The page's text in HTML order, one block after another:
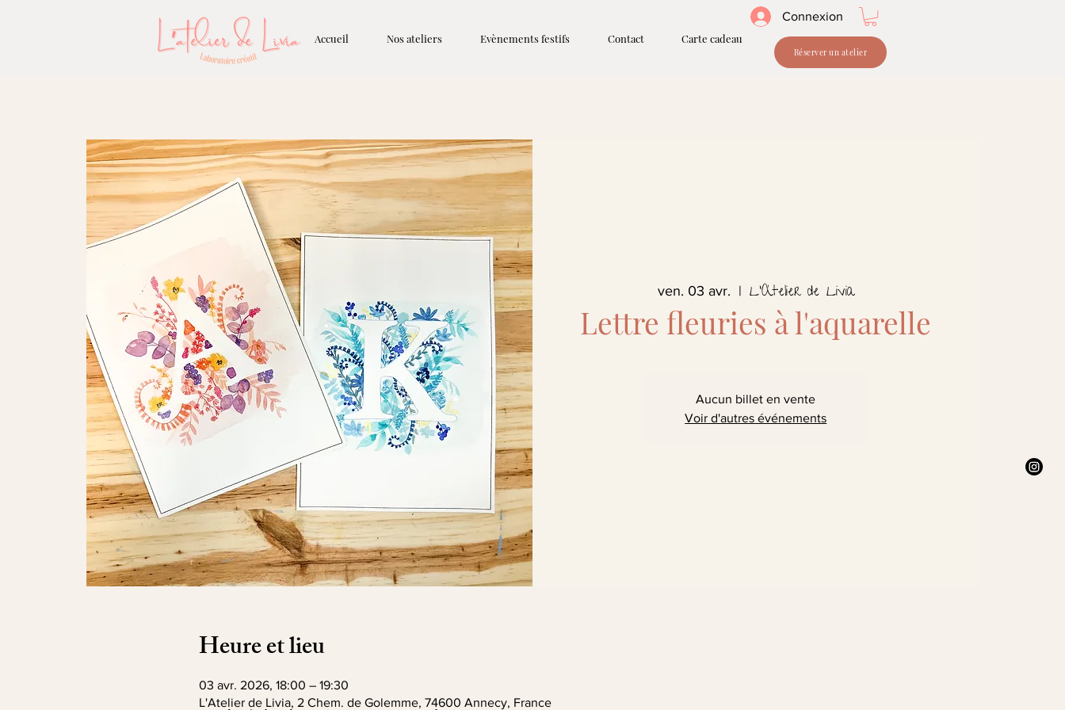
Connexion
Accueil
Nos ateliers Evènements festifs Contact Carte cadeau
Réserver un atelier
ven. 03 avr.
  |
L'Atelier de Livia
Lettre fleuries à l'aquarelle
Aucun billet en vente
Voir d'autres événements
Heure et lieu
03 avr. 2026, 18:00 – 19:30
L'Atelier de Livia, 2 Chem. de Golemme, 74600 Annecy, France